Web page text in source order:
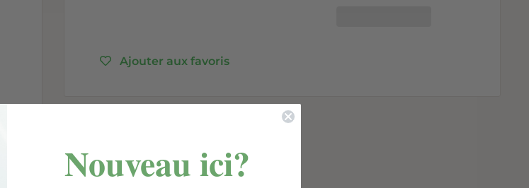
Ajouter aux favoris
Nouveau ici?